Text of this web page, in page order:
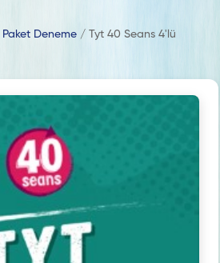
Paket Deneme /Tyt 40 Seans 4'lü